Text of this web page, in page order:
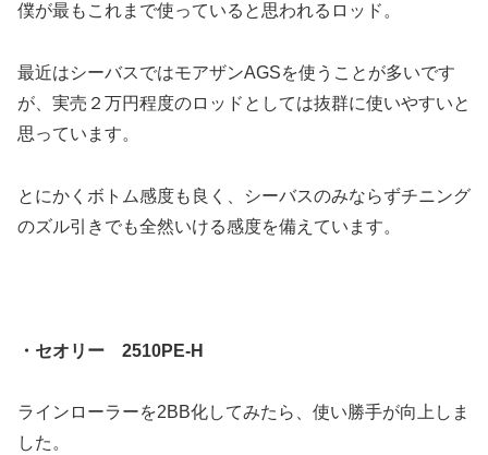
僕が最もこれまで使っていると思われるロッド。
最近はシーバスではモアザンAGSを使うことが多いです
が、実売２万円程度のロッドとしては抜群に使いやすいと
思っています。
とにかくボトム感度も良く、シーバスのみならずチニング
のズル引きでも全然いける感度を備えています。
・セオリー 2510PE-H
ラインローラーを2BB化してみたら、使い勝手が向上しま
した。